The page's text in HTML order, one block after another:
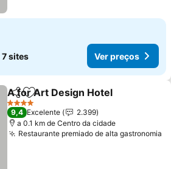
7 sites Ver preços
PartilharAdicionar aos favoritos
A for Art Design Hotel
4 Estrelas
9,4 Excelente
2.399
a 0.1 km de Centro da cidade
Restaurante premiado de alta gastronomia